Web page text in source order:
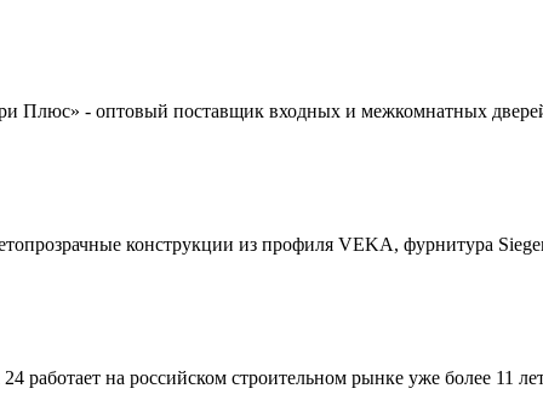
Плюс» - оптовый поставщик входных и межкомнатных
конструкции из профиля VEKA, фурнитура
работает на российском строительном рынке уже более 11